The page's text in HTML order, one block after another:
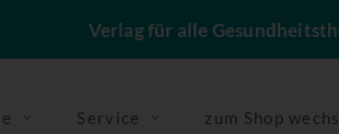
Verlag für alle
Service zum Shop